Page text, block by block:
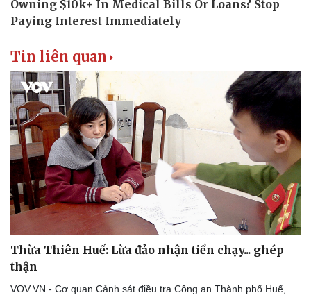
Tin liên quan
Thừa Thiên Huế: Lừa đảo nhận tiền chạy... ghép
thận
VOV.VN - Cơ quan Cảnh sát điều tra Công an Thành phố Huế,